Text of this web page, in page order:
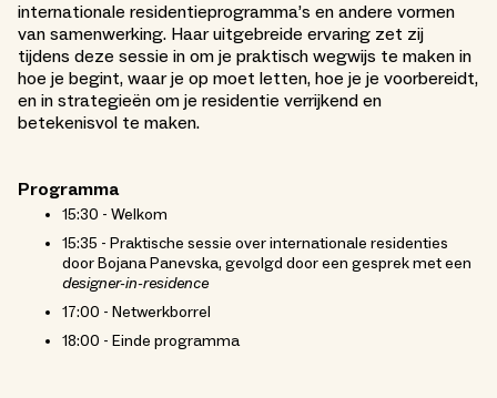
internationale residentieprogramma’s en andere vormen
van samenwerking. Haar uitgebreide ervaring zet zij
tijdens deze sessie in om je praktisch wegwijs te maken in
hoe je begint, waar je op moet letten, hoe je je voorbereidt,
en in strategieën om je residentie verrijkend en
betekenisvol te maken.
Programma
15:30 - Welkom
15:35 - Praktische sessie over internationale residenties
door Bojana Panevska, gevolgd door een gesprek met een
designer-in-residence
17:00 - Netwerkborrel
18:00 - Einde programma